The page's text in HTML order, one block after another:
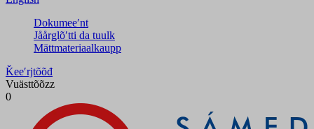
Dokumeeʹnt
Jåårǥlõʹtti da tuulk
Mättmateriaalkaupp
Ǩeeʹrjtõõđ
Vuästtõõzz
0